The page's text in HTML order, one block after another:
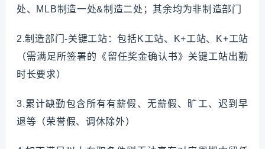
处、MLB制造一处&制造二处；其余均为非制造部门
2.制造部门-关键工站：包括K工站、K+工站、K+工站
（需满足所签署的《留任奖金确认书》关键工站出勤
时长要求）
3.累计缺勤包含所有有薪假、无薪假、旷工、迟到早
退等（荣誉假、调休除外）